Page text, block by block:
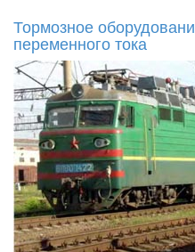
Тормозное
переменного тока